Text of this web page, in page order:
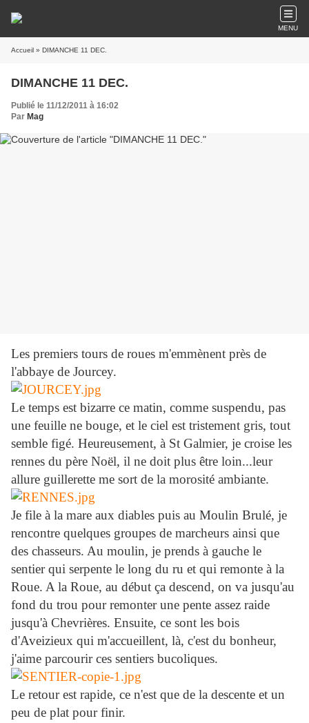
MENU
Accueil » DIMANCHE 11 DEC.
DIMANCHE 11 DEC.
Publié le 11/12/2011 à 16:02
Par Mag
Les premiers tours de roues m'emmènent près de
l'abbaye de Jourcey.
Le temps est bizarre ce matin, comme suspendu, pas
une feuille ne bouge, et le ciel est tristement gris, tout
semble figé. Heureusement, à St Galmier, je croise les
rennes du père Noël, il ne doit plus être loin...leur
allure guillerette me sort de la morosité ambiante.
Je file à la mare aux diables puis au Moulin Brulé, je
rencontre quelques groupes de marcheurs ainsi que
des chasseurs. Au moulin, je prends à gauche le
sentier qui serpente le long du ru et qui remonte à la
Roue. A la Roue, au début ça descend, on va jusqu'au
fond du trou pour remonter une pente assez raide
jusqu'à Chevrières. Ensuite, ce sont les bois
d'Aveizieux qui m'accueillent, là, c'est du bonheur,
j'aime parcourir ces sentiers bucoliques.
Le retour est rapide, ce n'est que de la descente et un
peu de plat pour finir.